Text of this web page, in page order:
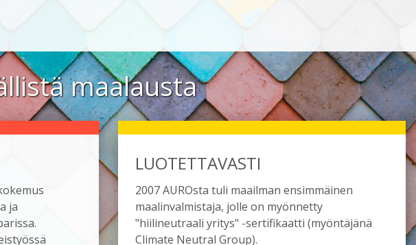
maalausta
ja
LUOTETTAVASTI
2007 AUROsta tuli maailman ensimmäinen
maalinvalmistaja, jolle on myönnetty
"hiilineutraali yritys" -sertifikaatti (myöntäjänä
Climate Neutral Group).